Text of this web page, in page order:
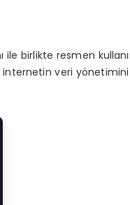
birlikte resmen
internetin veri yönetimini